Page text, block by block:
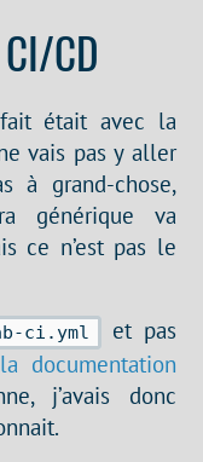
CD
était avec la
vais pas y aller
à grand-chose,
générique va
ce n’est pas le
ci.yml
et pas
la documentation
j’avais donc